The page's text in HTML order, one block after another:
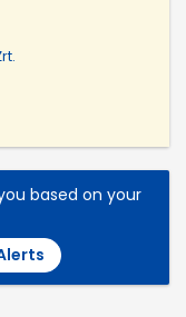
based on your